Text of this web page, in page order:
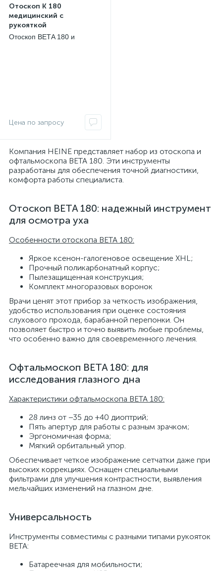
Отоскоп К 180
медицинский с
рукояткой
перезаряжаемой BETA 4
Отоскоп ВЕТA 180 и
Компания HEINE представляет набор из отоскопа и
офтальмоскопа BETA 180. Эти инструменты
разработаны для обеспечения точной диагностики,
комфорта работы специалиста.
Отоскоп BETA 180: надежный инструмент
для осмотра уха
Особенности отоскопа BETA 180:
Яркое ксенон-галогеновое освещение XHL;
Прочный поликарбонатный корпус;
Пылезащищенная конструкция;
Комплект многоразовых воронок
Врачи ценят этот прибор за четкость изображения,
удобство использования при оценке состояния
слухового прохода, барабанной перепонки. Он
позволяет быстро и точно выявить любые проблемы,
что особенно важно для своевременного лечения.
Офтальмоскоп BETA 180: для
исследования глазного дна
Характеристики офтальмоскопа BETA 180:
28 линз от −35 до +40 диоптрий;
Пять апертур для работы с разным зрачком;
Эргономичная форма;
Мягкий орбитальный упор.
Обеспечивает четкое изображение сетчатки даже при
высоких коррекциях. Оснащен специальными
фильтрами для улучшения контрастности, выявления
мельчайших изменений на глазном дне.
Универсальность
Инструменты совместимы с разными типами рукояток
BETA:
Батареечная для мобильности;